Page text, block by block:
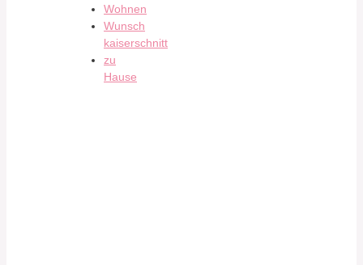
Wohnen
Wunsch
kaiserschnitt
zu
Hause